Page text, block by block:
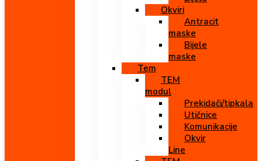
Okviri
Antracit
maske
Bijele
maske
Tem
TEM
modul
Prekidači/tipkala
Utičnice
Komunikacije
Okvir
Line